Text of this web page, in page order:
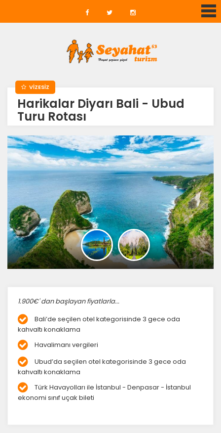
VİZESİZ
Harikalar Diyarı Bali - Ubud
Turu Rotası
1.900€' dan başlayan fiyatlarla...
Bali’de seçilen otel kategorisinde 3 gece oda
kahvaltı konaklama
Havalimanı vergileri
Ubud’da seçilen otel kategorisinde 3 gece oda
kahvaltı konaklama
Türk Havayolları ile İstanbul - Denpasar - İstanbul
ekonomi sınıf uçak bileti